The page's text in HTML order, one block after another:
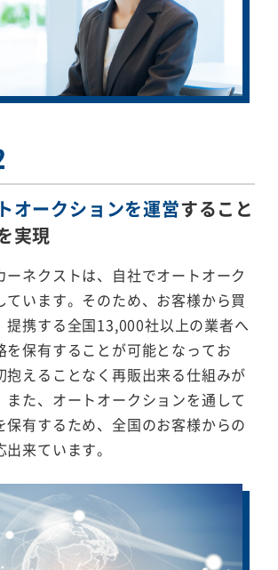
オークションを運営すること
実現
ーネクストは、自社でオートオーク
ています。そのため、お客様から買
提携する全国13,000社以上の業者へ
を保有することが可能となってお
抱えることなく再販出来る仕組みが
また、オートオークションを通して
保有するため、全国のお客様からの
来ています。